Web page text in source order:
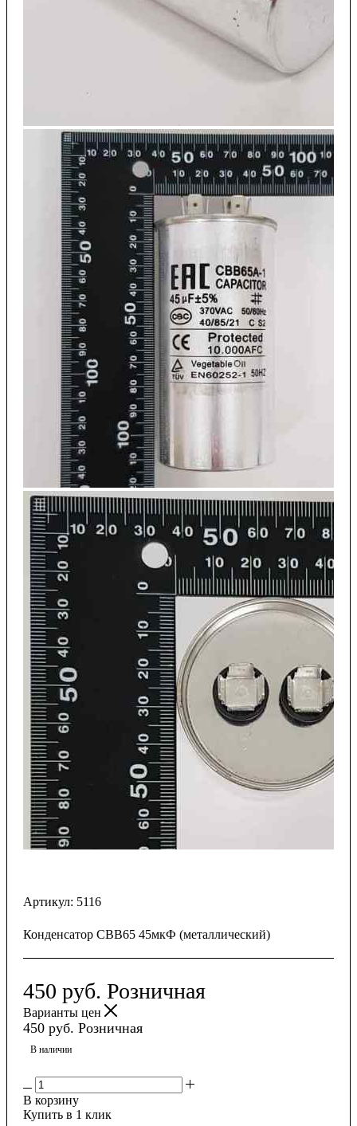
Артикул: 5116
Конденсатор CBB65 45мкФ (металлический)
450 руб. Розничная
Варианты цен
450 руб. Розничная
В наличии
В корзину
Купить в 1 клик